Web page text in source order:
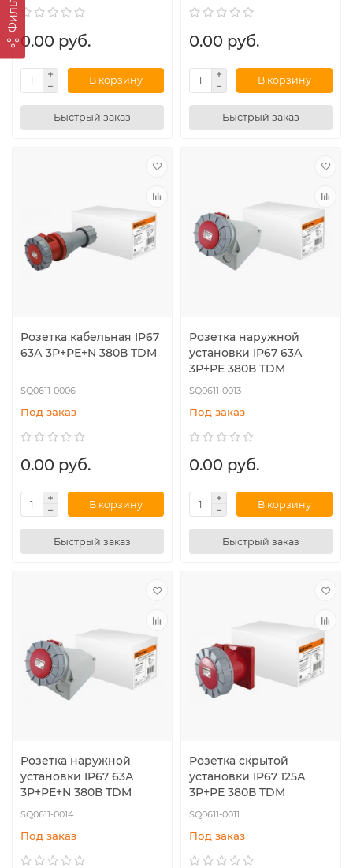
Фильтр
0.00 руб.
В корзину
Быстрый заказ
0.00 руб.
В корзину
Быстрый заказ
Розетка кабельная IP67
63А 3Р+РЕ+N 380В TDM
SQ0611-0006
Под заказ
0.00 руб.
В корзину
Быстрый заказ
Розетка наружной
установки IP67 63А
3Р+РЕ 380В TDM
SQ0611-0013
Под заказ
0.00 руб.
В корзину
Быстрый заказ
Розетка наружной
установки IP67 63А
3Р+РЕ+N 380В TDM
SQ0611-0014
Под заказ
Розетка скрытой
установки IP67 125А
3Р+РЕ 380В TDM
SQ0611-0011
Под заказ